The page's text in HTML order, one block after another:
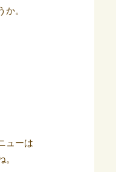
か。
ューは